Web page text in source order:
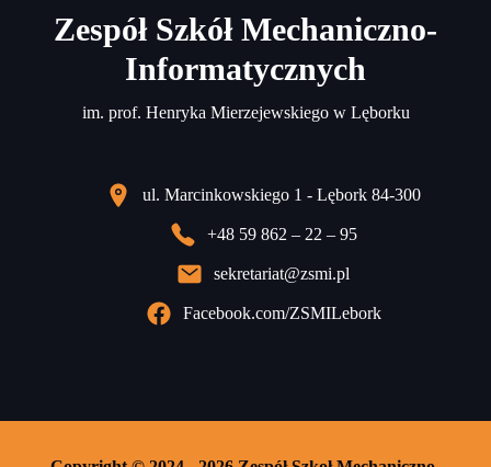
Zespół Szkół Mechaniczno-
Informatycznych
im. prof. Henryka Mierzejewskiego w Lęborku
ul. Marcinkowskiego 1 - Lębork 84-300
+48 59 862 – 22 – 95
sekretariat@zsmi.pl
Facebook.com/ZSMILebork